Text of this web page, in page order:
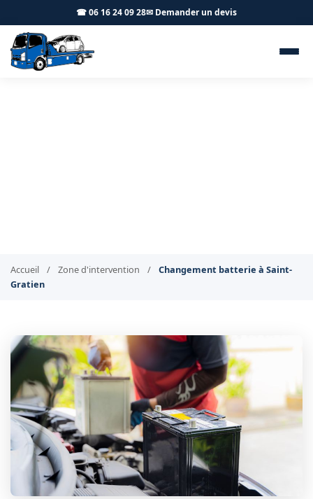
☎ 06 16 24 09 28✉ Demander un devis
Accueil / Zone d'intervention /
Changement batterie à Saint-
Gratien